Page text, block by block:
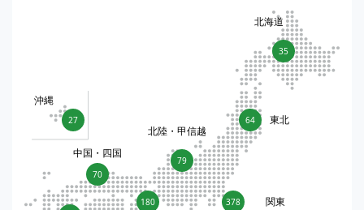
35
北海道
64 東北
378 関東
79
北陸・甲信越
180
70
中国・四国
27
沖縄